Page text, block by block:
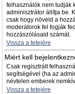
felhasználók nem tudják
adminisztrátor állítja be.
csak hogy növeld a
moderátorok fel fogják
hozzászólásaid számát.
Vissza a tetejére
Miért kell
Csak regisztrált
segítségével (ha az
névtelen emberek
Vissza a tetejére